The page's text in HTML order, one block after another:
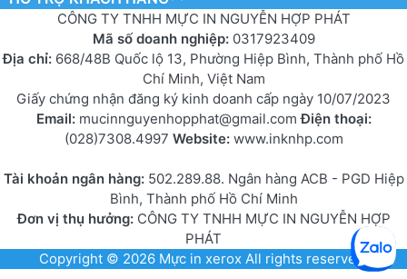
CÔNG TY TNHH MỰC IN NGUYỄN HỢP PHÁT
Mã số doanh nghiệp: 0317923409
Địa chỉ: 668/48B Quốc lộ 13, Phường Hiệp Bình, Thành phố Hồ
Chí Minh, Việt Nam
Giấy chứng nhận đăng ký kinh doanh cấp ngày 10/07/2023
Email: mucinnguyenhopphat@gmail.comĐiện thoại:
(028)7308.4997 Website: www.inknhp.com
Tài khoản ngân hàng: 502.289.88. Ngân hàng ACB - PGD Hiệp
Bình, Thành phố Hồ Chí Minh
Đơn vị thụ hưởng:CÔNG TY TNHH MỰC IN NGUYỄN HỢP
PHÁT
Copyright © 2026 Mực in xerox All rights reserved.